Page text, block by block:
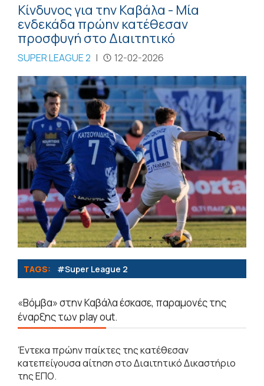
Κίνδυνος για την Καβάλα - Μία
ενδεκάδα πρώην κατέθεσαν
προσφυγή στο Διαιτητικό
SUPER LEAGUE 2 | 12-02-2026
TAGS: #Super League 2
«Βόμβα» στην Καβάλα έσκασε, παραμονές της
έναρξης των play out.
Έντεκα πρώην παίκτες της κατέθεσαν
κατεπείγουσα αίτηση στο Διαιτητικό Δικαστήριο
της ΕΠΟ.